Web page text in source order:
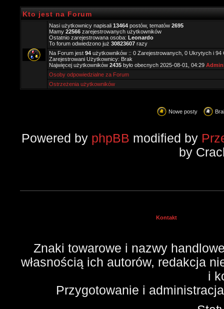
Kto jest na Forum
Nasi użytkownicy napisali 13464 postów, tematów 2695
Mamy 22566 zarejestrowanych użytkowników
Ostatnio zarejestrowana osoba: Leonardo
To forum odwiedzono już 30823607 razy
Na Forum jest 94 użytkowników :: 0 Zarejestrowanych, 0 Ukrytych i 94
Zarejestrowani Użytkownicy: Brak
Najwięcej użytkowników 2435 było obecnych 2025-08-01, 04:29
Osoby odpowiedzialne za Forum
Ostrzeżenia użytkowników
Nowe posty
Powered by phpBB modified by
by
Kontakt
Znaki towarowe i nazwy
własnością ich autorów, redakcja
i
Przygotowanie i